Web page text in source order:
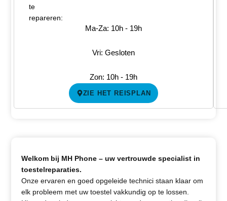
te
repareren:
Ma-Za: 10h - 19h
Vri: Gesloten
Zon: 10h - 19h
ZIE HET REISPLAN
Welkom bij MH Phone – uw vertrouwde specialist in
toestelreparaties.
Onze ervaren en goed opgeleide technici staan klaar om
elk probleem met uw toestel vakkundig op te lossen.